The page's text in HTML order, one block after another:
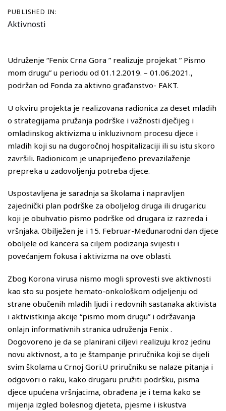
PUBLISHED IN:
Aktivnosti
Udruženje “Fenix Crna Gora ” realizuje projekat ” Pismo
mom drugu” u periodu od 01.12.2019. – 01.06.2021.,
podržan od Fonda za aktivno građanstvo- FAKT.
U okviru projekta je realizovana radionica za deset mladih
o strategijama pružanja podrške i važnosti dječijeg i
omladinskog aktivizma u inkluzivnom procesu djece i
mladih koji su na dugoročnoj hospitalizaciji ili su istu skoro
završili. Radionicom je unaprijeđeno prevazilaženje
prepreka u zadovoljenju potreba djece.
Uspostavljena je saradnja sa školama i napravljen
zajednički plan podrške za oboljelog druga ili drugaricu
koji je obuhvatio pismo podrške od drugara iz razreda i
vršnjaka. Obilježen je i 15. Februar-Međunarodni dan djece
oboljele od kancera sa ciljem podizanja svijesti i
povećanjem fokusa i aktivizma na ove oblasti.
Zbog Korona virusa nismo mogli sprovesti sve aktivnosti
kao sto su posjete hemato-onkološkom odjeljenju od
strane obučenih mladih ljudi i redovnih sastanaka aktivista
i aktivistkinja akcije “pismo mom drugu” i održavanja
onlajn informativnih stranica udruženja Fenix .
Dogovoreno je da se planirani ciljevi realizuju kroz jednu
novu aktivnost, a to je štampanje priručnika koji se dijeli
svim školama u Crnoj Gori.U priručniku se nalaze pitanja i
odgovori o raku, kako drugaru pružiti podršku, pisma
djece upućena vršnjacima, obrađena je i tema kako se
mijenja izgled bolesnog djeteta, pjesme i iskustva